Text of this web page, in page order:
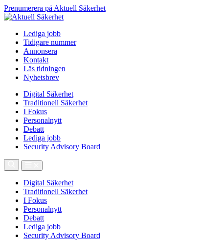
Prenumerera på Aktuell Säkerhet
Lediga jobb
Tidigare nummer
Annonsera
Kontakt
Läs tidningen
Nyhetsbrev
Digital Säkerhet
Traditionell Säkerhet
I Fokus
Personalnytt
Debatt
Lediga jobb
Security Advisory Board
Digital Säkerhet
Traditionell Säkerhet
I Fokus
Personalnytt
Debatt
Lediga jobb
Security Advisory Board